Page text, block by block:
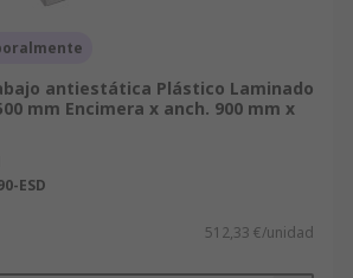
antiestática Plástico Laminado
mm Encimera x anch. 900 mm x
ESD
512,33 €/unidad